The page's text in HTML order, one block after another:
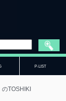
P-LIST
TOSHIKI